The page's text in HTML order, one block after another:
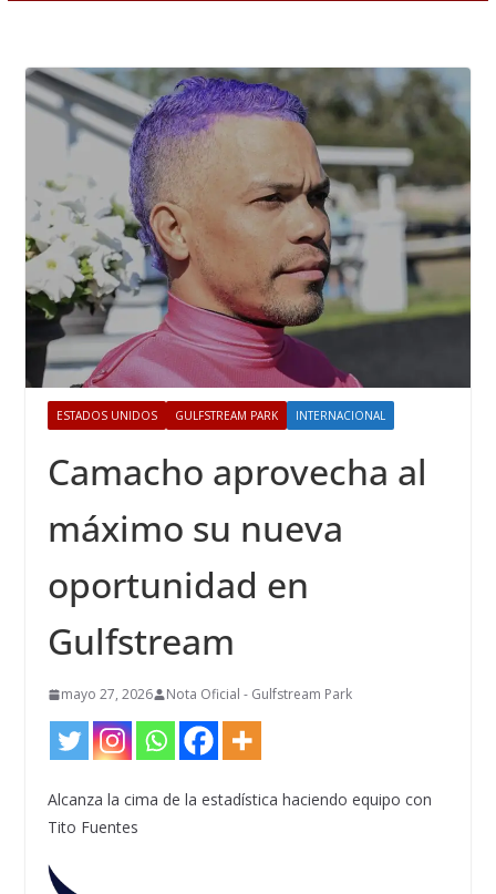
ESTADOS UNIDOS GULFSTREAM PARK INTERNACIONAL
Camacho aprovecha al
máximo su nueva
oportunidad en
Gulfstream
mayo 27, 2026 Nota Oficial - Gulfstream Park
Alcanza la cima de la estadística haciendo equipo con
Tito Fuentes